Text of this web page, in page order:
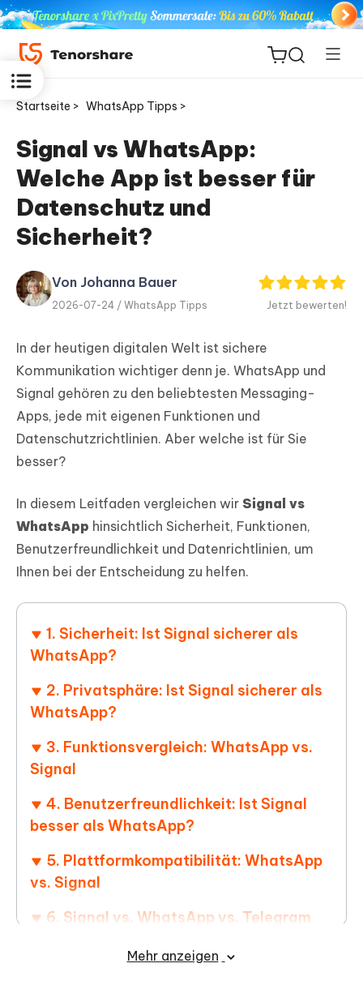
ReiBoot
for iOS
PDNob
Editor
Startseite > WhatsApp Tipps >
Signal vs WhatsApp:
Welche App ist besser für
Datenschutz und
Sicherheit?
Von Johanna Bauer
2026-07-24 / WhatsApp Tipps Jetzt bewerten!
In der heutigen digitalen Welt ist sichere
Kommunikation wichtiger denn je. WhatsApp und
Signal gehören zu den beliebtesten Messaging-
Apps, jede mit eigenen Funktionen und
Datenschutzrichtlinien. Aber welche ist für Sie
besser?
In diesem Leitfaden vergleichen wir Signal vs
WhatsApp hinsichtlich Sicherheit, Funktionen,
Benutzerfreundlichkeit und Datenrichtlinien, um
Ihnen bei der Entscheidung zu helfen.
1. Sicherheit: Ist Signal sicherer als
WhatsApp?
2. Privatsphäre: Ist Signal sicherer als
WhatsApp?
3. Funktionsvergleich: WhatsApp vs.
Signal
4. Benutzerfreundlichkeit: Ist Signal
besser als WhatsApp?
5. Plattformkompatibilität: WhatsApp
vs. Signal
6. Signal vs. WhatsApp vs. Telegram
7. Bonus-Tipp: WhatsApp von Android
Mehr anzeigen